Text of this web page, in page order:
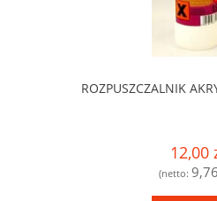
ROZPUSZCZALNIK
12,00
(netto: